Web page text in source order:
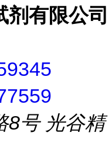
有限公司
8号 光谷精